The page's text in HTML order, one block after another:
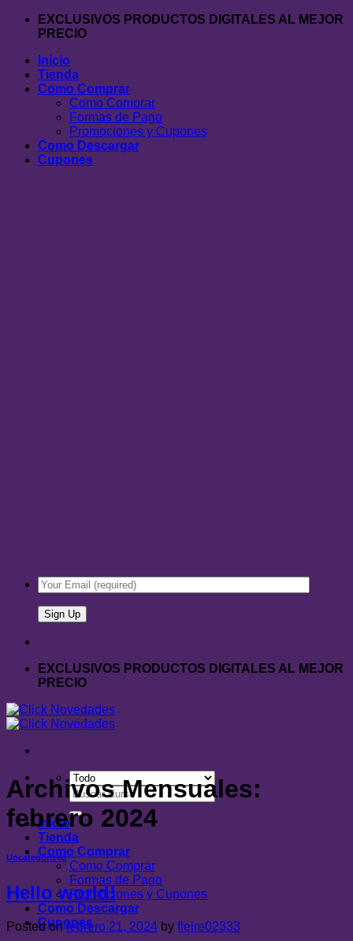
Saltar
EXCLUSIVOS PRODUCTOS DIGITALES AL MEJOR
PRECIO
Inicio
Tienda
Como Comprar
Como Comprar
Formas de Pago
Promociones y Cupones
Como Descargar
Cupones
EXCLUSIVOS PRODUCTOS DIGITALES AL MEJOR
PRECIO
Buscar
por:
Inicio
Tienda
Como Comprar
Como Comprar
Formas de Pago
Promociones y Cupones
Como Descargar
Cupones
Archivos Mensuales:
febrero 2024
Uncategorized
Hello world!
Posted onfebrero 21, 2024 by fleire02333